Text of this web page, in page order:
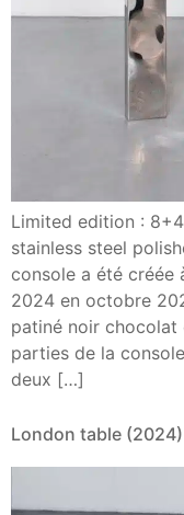
Limited edition :
stainless steel
console a été créée
2024 en octobre
patiné noir chocolat
parties de la
deux […]
London table (2024)